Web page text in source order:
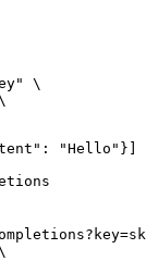
\
"Hello"}]